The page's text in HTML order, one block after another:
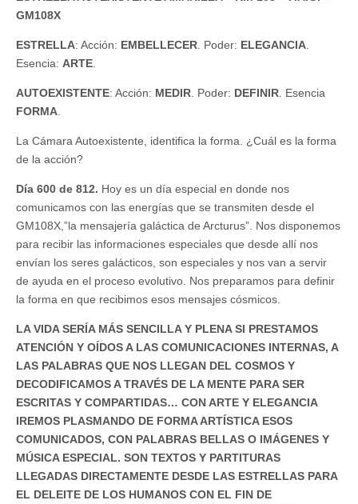
GM108X
ESTRELLA: Acción: EMBELLECER. Poder: ELEGANCIA.
Esencia: ARTE.
AUTOEXISTENTE: Acción: MEDIR. Poder: DEFINIR. Esencia
FORMA.
La Cámara Autoexistente, identifica la forma. ¿Cuál es la forma
de la acción?
Día 600 de 812. Hoy es un día especial en donde nos
comunicamos con las energías que se transmiten desde el
GM108X,”la mensajería galáctica de Arcturus”. Nos disponemos
para recibir las informaciones especiales que desde allí nos
envían los seres galácticos, son especiales y nos van a servir
de ayuda en el proceso evolutivo. Nos preparamos para definir
la forma en que recibimos esos mensajes cósmicos.
LA VIDA SERÍA MÁS SENCILLA Y PLENA SI PRESTAMOS
ATENCIÓN Y OÍDOS A LAS COMUNICACIONES INTERNAS, A
LAS PALABRAS QUE NOS LLEGAN DEL COSMOS Y
DECODIFICAMOS A TRAVÉS DE LA MENTE PARA SER
ESCRITAS Y COMPARTIDAS… CON ARTE Y ELEGANCIA
IREMOS PLASMANDO DE FORMA ARTÍSTICA ESOS
COMUNICADOS, CON PALABRAS BELLAS O IMÁGENES Y
MÚSICA ESPECIAL. SON TEXTOS Y PARTITURAS
LLEGADAS DIRECTAMENTE DESDE LAS ESTRELLAS PARA
EL DELEITE DE LOS HUMANOS CON EL FIN DE